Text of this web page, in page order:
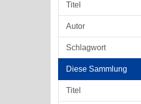
Titel
Autor
Schlagwort
Diese Sammlung
Titel